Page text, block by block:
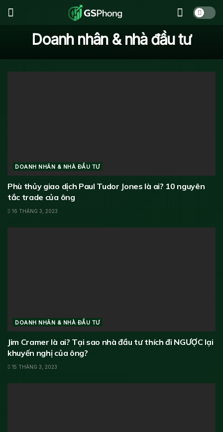
Doanh nhân & nhà đầu tư
DOANH NHÂN & NHÀ ĐẦU TƯ
Phù thủy giao dịch Paul Tudor Jones là ai? 10 nguyên
tắc trade của ông
16 THÁNG 3, 2023
DOANH NHÂN & NHÀ ĐẦU TƯ
Jim Cramer là ai? Tại sao nhà đầu tư thích đi NGƯỢC lại
khuyến nghị của ông?
15 THÁNG 3, 2023